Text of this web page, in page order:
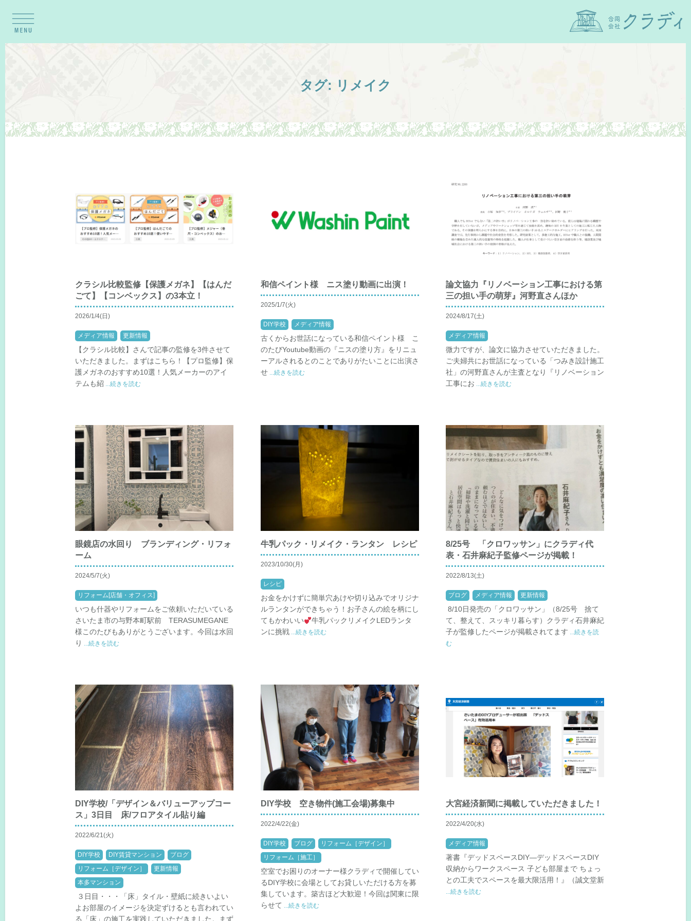
タグ: リメイク
クラシル比較監修【保護メガネ】【はんだ
ごて】【コンベックス】の3本立！
2026/1/4(日)
メディア情報 更新情報
【クラシル比較】さんで記事の監修を3件させて
いただきました。まずはこちら！【プロ監修】保
護メガネのおすすめ10選！人気メーカーのアイ
テムも紹 ...続きを読む
和信ペイント様 ニス塗り動画に出演！
2025/1/7(火)
DIY学校 メディア情報
古くからお世話になっている和信ペイント様 こ
のたびYoutube動画の『ニスの塗り方』をリニュ
ーアルされるとのことでありがたいことに出演さ
せ...続きを読む
論文協力『リノベーション工事における第
三の担い手の萌芽』河野直さんほか
2024/8/17(土)
メディア情報
微力ですが、論文に協力させていただきました。
ご夫婦共にお世話になっている「つみき設計施工
社」の河野直さんが主査となり『リノベーション
工事にお ...続きを読む
眼鏡店の水回り ブランディング・リフォ
ーム
2024/5/7(火)
リフォーム[店舗・オフィス]
いつも什器やリフォームをご依頼いただいている
さいたま市の与野本町駅前 TERASUMEGANE
様このたびもありがとうございます。今回は水回
り ...続きを読む
牛乳パック・リメイク・ランタン レシピ
2023/10/30(月)
レシピ
お金をかけずに簡単穴あけや切り込みでオリジナ
ルランタンができちゃう！お子さんの絵を柄にし
てもかわいい
牛乳パックリメイクLEDランタ
ンに挑戦...続きを読む
8/25号 「クロワッサン」にクラディ代
表・石井麻紀子監修ページが掲載！
2022/8/13(土)
ブログ メディア情報 更新情報
8/10日発売の「クロワッサン」（8/25号 捨て
て、整えて、スッキリ暮らす）クラディ石井麻紀
子が監修したページが掲載されてます ...続きを読
む
DIY学校/「デザイン＆バリューアップコー
ス」3日目 床/フロアタイル貼り編
2022/6/21(火)
DIY学校 DIY賃貸マンション
ブログ
リフォーム［デザイン］
更新情報
本多マンション
３日目・・・「床」タイル・壁紙に続きいよい
よお部屋のイメージを決定ずけるとも言われてい
る「床」の施工を実践していただきました。まず
DIY学校 空き物件(施工会場)募集中
2022/4/22(金)
DIY学校 ブログ
リフォーム［デザイン］
リフォーム［施工］
空室でお困りのオーナー様クラディで開催してい
るDIY学校に会場としてお貸しいただける方を募
集しています。築古ほど大歓迎！今回は関東に限
らせて ...続きを読む
大宮経済新聞に掲載していただきました！
2022/4/20(水)
メディア情報
著書『デッドスペースDIY―デッドスペースDIY
収納からワークスペース 子ども部屋まで ちょっ
との工夫でスペースを最大限活用！』（誠文堂新
...続きを読む